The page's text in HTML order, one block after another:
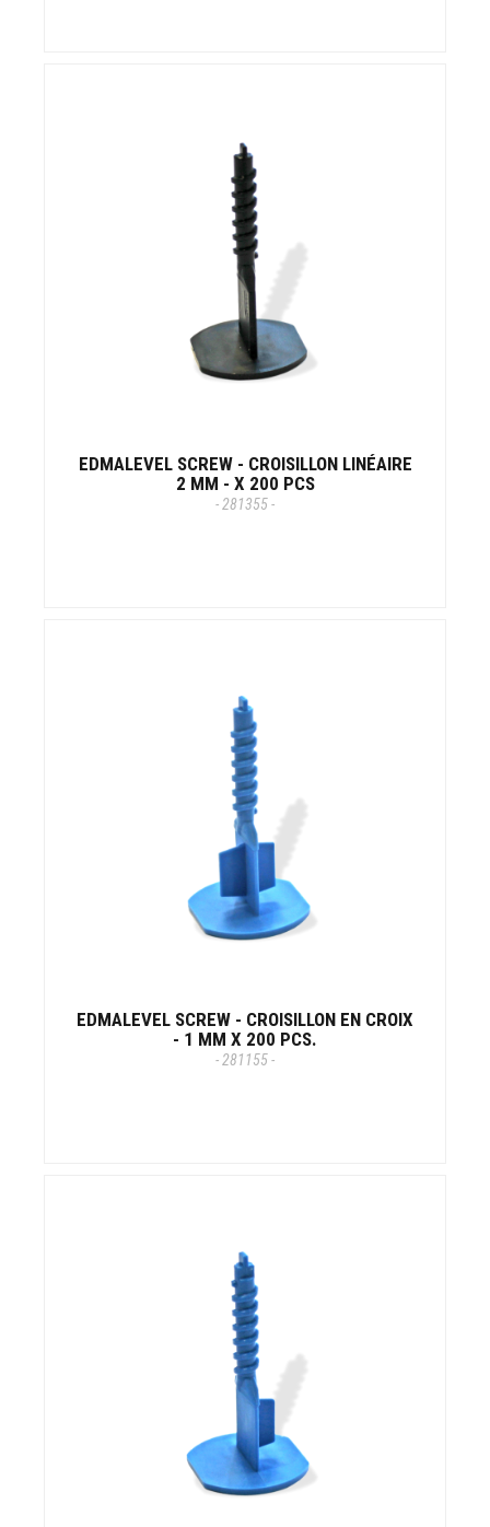
EDMALEVEL SCREW - CROISILLON LINÉAIRE
2 MM - X 200 PCS
- 281355 -
EDMALEVEL SCREW - CROISILLON EN CROIX
- 1 MM X 200 PCS.
- 281155 -